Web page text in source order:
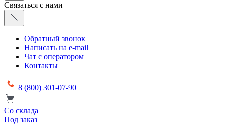
Связаться с нами
Обратный звонок
Написать на e-mail
Чат с оператором
Контакты
8 (800) 301-07-90
Со склада
Под заказ